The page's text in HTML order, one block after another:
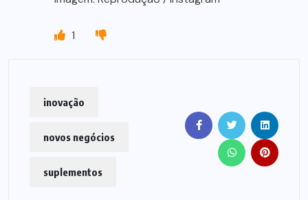
1
inovação
novos negócios
suplementos